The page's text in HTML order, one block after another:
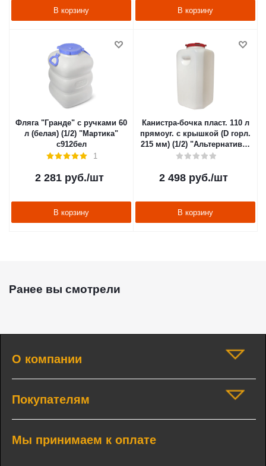
В корзину В корзину
Фляга "Гранде" с ручками 60
л (белая) (1/2) "Мартика"
с912бел
1
2 281руб./шт
В корзину
Канистра-бочка пласт. 110 л
прямоуг. с крышкой (D горл.
215 мм) (1/2) "Альтернатива"
м410
2 498руб./шт
В корзину
Ранее вы смотрели
О компании
Покупателям
Мы принимаем к оплате